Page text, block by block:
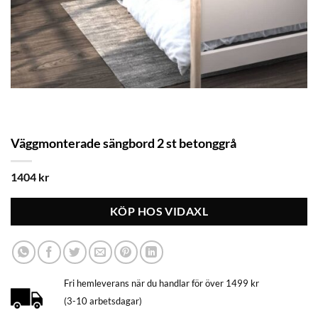
Väggmonterade sängbord 2 st betonggrå
1404 kr
KÖP HOS VIDAXL
Fri hemleverans när du handlar för över 1499 kr
(3-10 arbetsdagar)